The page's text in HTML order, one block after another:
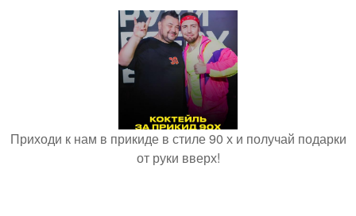
Приходи к нам в прикиде в стиле 90 х и получай подарки
от руки вверх!